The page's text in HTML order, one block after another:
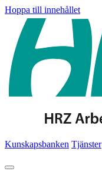
Hoppa till innehållet
Kunskapsbanken Tjänster